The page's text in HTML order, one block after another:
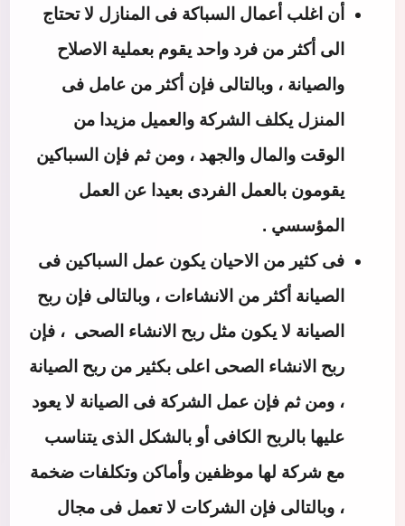
أن اغلب أعمال السباكة فى المنازل لا تحتاج
الى أكثر من فرد واحد يقوم بعملية الاصلاح
والصيانة ، وبالتالى فإن أكثر من عامل فى
المنزل يكلف الشركة والعميل مزيدا من
الوقت والمال والجهد ، ومن ثم فإن السباكين
يقومون بالعمل الفردى بعيدا عن العمل
المؤسسي .
فى كثير من الاحيان يكون عمل السباكين فى
الصيانة أكثر من الانشاءات ، وبالتالى فإن ربح
الصيانة لا يكون مثل ربح الانشاء الصحى ، فإن
ربح الانشاء الصحى اعلى بكثير من ربح الصيانة
، ومن ثم فإن عمل الشركة فى الصيانة لا يعود
عليها بالربح الكافى أو بالشكل الذى يتناسب
مع شركة لها موظفين وأماكن وتكلفات ضخمة
، وبالتالى فإن الشركات لا تعمل فى مجال